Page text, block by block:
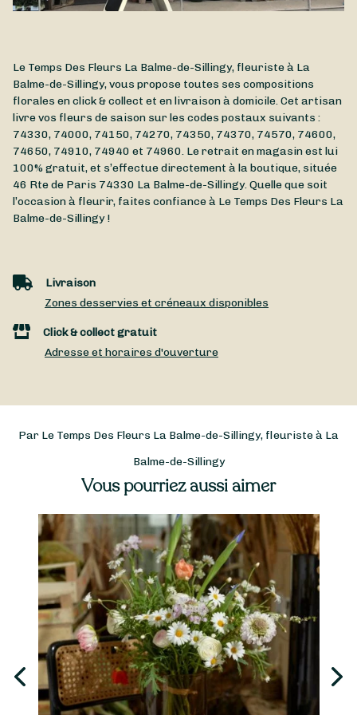
Le Temps Des Fleurs La Balme-de-Sillingy, fleuriste à La
Balme-de-Sillingy, vous propose toutes ses compositions
florales en click & collect et en livraison à domicile. Cet artisan
livre vos fleurs de saison sur les codes postaux suivants :
74330, 74000, 74150, 74270, 74350, 74370, 74570, 74600,
74650, 74910, 74940 et 74960. Le retrait en magasin est lui
100% gratuit, et s’effectue directement à la boutique, située
46 Rte de Paris 74330 La Balme-de-Sillingy. Quelle que soit
l’occasion à fleurir, faites confiance à Le Temps Des Fleurs La
Balme-de-Sillingy !
Livraison
Zones desservies et créneaux disponibles
Click & collect gratuit
Adresse et horaires d'ouverture
Par Le Temps Des Fleurs La Balme-de-Sillingy, fleuriste à La
Balme-de-Sillingy
Vous pourriez aussi aimer